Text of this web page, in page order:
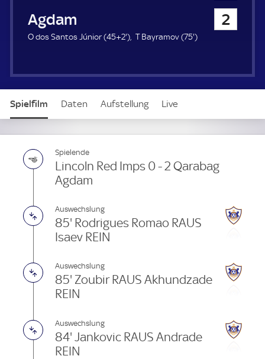
Qarabag Agdam
2
O dos Santos Júnior (45+2'4
u
t
) T Bayramov (75'7
t
)
Spielfilm Daten Aufstellung Live
Spielende
Lincoln Red Imps 0 - 2 Qarabag
Agdam
Auswechslung
85' Rodrigues Romao RAUS
Isaev REIN
Auswechslung
85' Zoubir RAUS Akhundzade
REIN
Auswechslung
84' Jankovic RAUS Andrade
REIN